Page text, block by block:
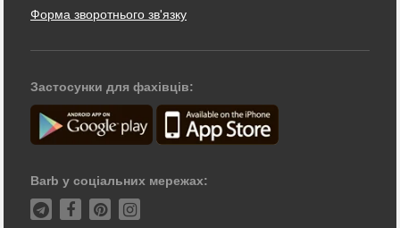
Форма зворотнього зв'язку
Застосунки для фахівців:
Barb у соціальних мережах: